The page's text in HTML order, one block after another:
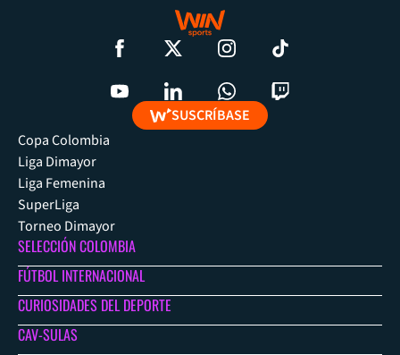
SUSCRÍBASE
Copa Colombia
Liga Dimayor
Liga Femenina
SuperLiga
Torneo Dimayor
SELECCIÓN COLOMBIA
FÚTBOL INTERNACIONAL
CURIOSIDADES DEL DEPORTE
CAV-SULAS